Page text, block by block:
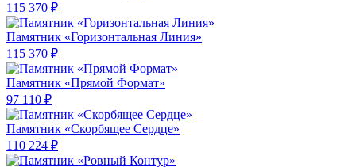
115 370 ₽
Памятник «Горизонтальная Линия»
115 370 ₽
Памятник «Прямой Формат»
97 110 ₽
Памятник «Скорбящее Сердце»
110 224 ₽